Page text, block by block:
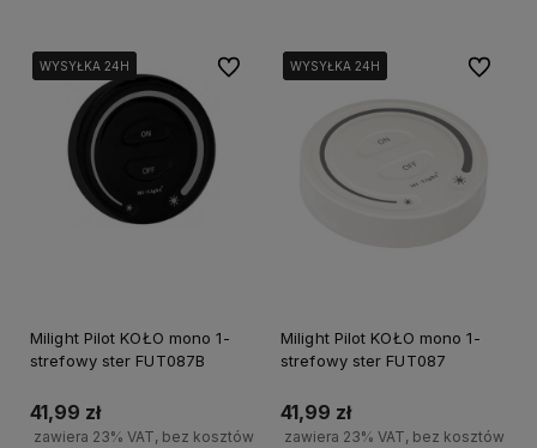
WYSYŁKA 24H
WYSYŁKA 24H
WYSYŁKA 24H
Milight Pilot KOŁO mono 1-
strefowy ster FUT087B
41,99 zł
zawiera 23% VAT, bez kosztów
Do ulubionychWYSYŁKA 24H
WYSYŁKA 24H
WYSYŁKA 24H
Milight Pilot KOŁO mono 1-
strefowy ster FUT087
41,99 zł
zawiera 23% VAT, bez kosztów
Do